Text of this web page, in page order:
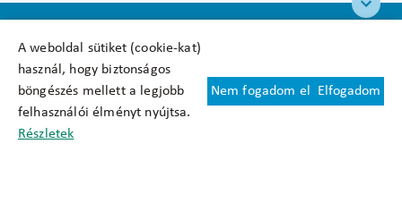
A weboldal sütiket (cookie-kat)
használ, hogy biztonságos
böngészés mellett a legjobb
felhasználói élményt nyújtsa.
Részletek
Nem fogadom el Elfogadom
Felhasználási feltételek